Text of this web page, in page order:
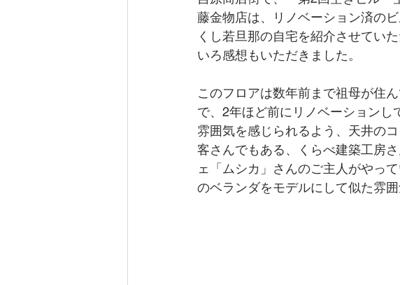
藤金物店は、リノベーション済の
くし若旦那の自宅を紹介させてい
いろ感想もいただきました。
このフロアは数年前まで祖母が住
で、2年ほど前にリノベーション
雰囲気を感じられるよう、天井の
客さんでもある、くらべ建築工房
ェ「ムシカ」さんのご主人がやっ
のベランダをモデルにして似た雰